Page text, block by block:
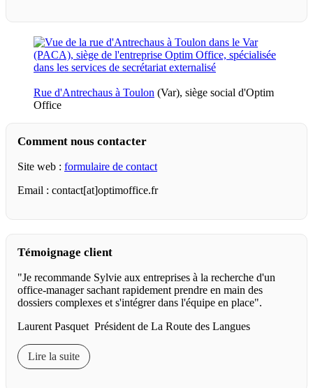
Rue d'Antrechaus à Toulon (Var), siège social d'Optim
Office
Comment nous contacter
Site web : formulaire de contact
Email : contact[at]optimoffice.fr
Témoignage client
"Je recommande Sylvie aux entreprises à la recherche d'un
office-manager sachant rapidement prendre en main des
dossiers complexes et s'intégrer dans l'équipe en place".
Laurent Pasquet Président de La Route des Langues
Lire la suite